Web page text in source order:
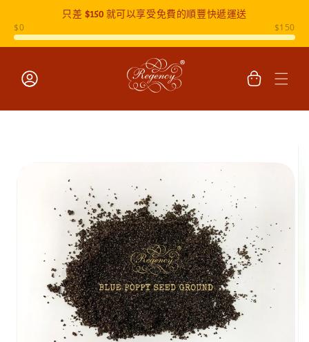
只差 $150就可以享受免費的順豐快遞運送
物